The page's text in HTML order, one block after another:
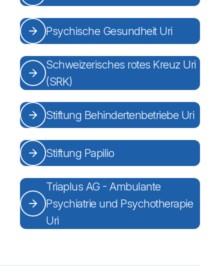
Psychische Gesundheit Uri
Schweizerisches rotes Kreuz Uri
(SRK)
Stiftung Behindertenbetriebe Uri
Stiftung Papilio
Triaplus AG - Ambulante
Psychiatrie und Psychotherapie
Uri